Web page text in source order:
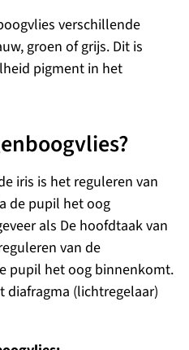
verschillende
groen of grijs. Dit is
pigment in het
iris is het reguleren van
de pupil het oog
als De hoofdtaak van
van de
pupil het oog binnenkomt.
diafragma (lichtregelaar)